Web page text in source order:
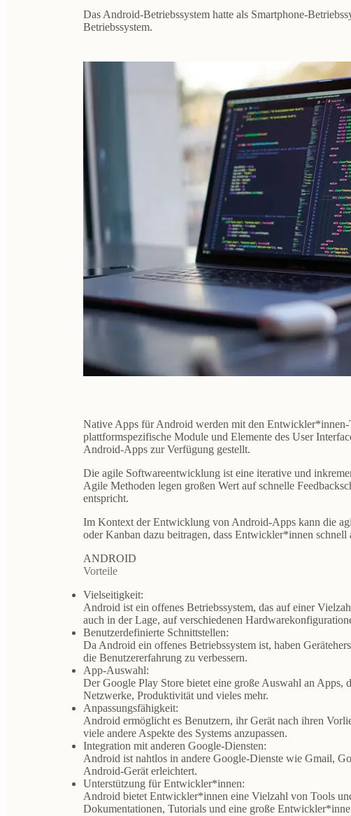
Das Android-Betriebssystem hatte als Smartphone-
Betriebssystem.
Native Apps für Android werden mit den
plattformspezifische Module und Elemente des User
Android-Apps zur Verfügung gestellt.
Die agile Softwareentwicklung ist eine iterative und
Agile Methoden legen großen Wert auf schnelle
entspricht.
Im Kontext der Entwicklung von Android-Apps kann die
oder Kanban dazu beitragen, dass Entwickler*innen
ANDROID
Vorteile
Vielseitigkeit:
Android ist ein offenes Betriebssystem, das auf einer
auch in der Lage, auf verschiedenen
Benutzerdefinierte Schnittstellen:
Da Android ein offenes Betriebssystem ist, haben
die Benutzererfahrung zu verbessern.
App-Auswahl:
Der Google Play Store bietet eine große Auswahl an
Netzwerke, Produktivität und vieles mehr.
Anpassungsfähigkeit:
Android ermöglicht es Benutzern, ihr Gerät nach ihren
viele andere Aspekte des Systems anzupassen.
Integration mit anderen Google-Diensten:
Android ist nahtlos in andere Google-Dienste wie Gmail,
Android-Gerät erleichtert.
Unterstützung für Entwickler*innen:
Android bietet Entwickler*innen eine Vielzahl von Tools
Dokumentationen, Tutorials und eine große